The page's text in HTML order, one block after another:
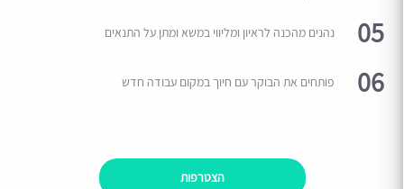
05 נהנים מהכנה לראיון ומליווי במשא ומתן על התנאים
06 פותחים את הבוקר עם חיוך במקום עבודה חדש
הצטרפות